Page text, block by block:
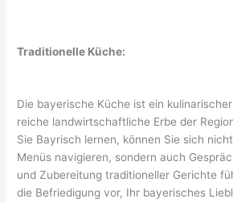
Traditionelle Küche:
Die bayerische Küche ist ein
reiche landwirtschaftliche Erbe der
Sie Bayrisch lernen, können Sie sich
Menüs navigieren, sondern auch
und Zubereitung traditioneller Gerichte
die Befriedigung vor, Ihr bayerisches